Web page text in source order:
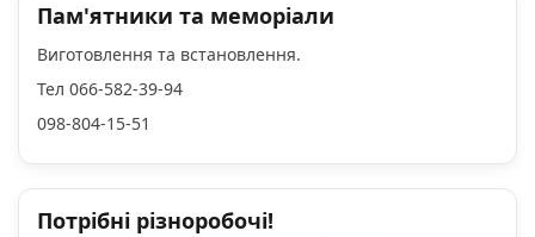
Пам'ятники та меморіали
Виготовлення та встановлення.
Тел 066-582-39-94
098-804-15-51
Потрібні різноробочі!